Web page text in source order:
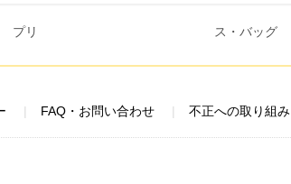
FAQ・お問い合わせ 不正への取り組み